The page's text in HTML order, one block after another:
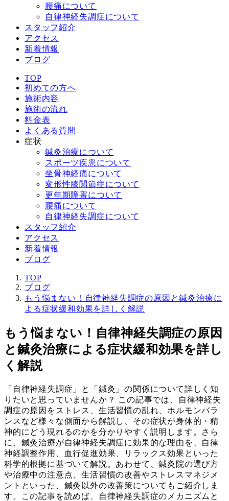
腰痛について
自律神経失調症について
スタッフ紹介
アクセス
新着情報
ブログ
TOP
初めての方へ
施術内容
施術の流れ
料金表
よくある質問
症状
鍼灸治療について
スポーツ疾患について
坐骨神経痛について
変形性膝関節症について
更年期障害について
腰痛について
自律神経失調症について
スタッフ紹介
アクセス
新着情報
ブログ
TOP
ブログ
もう悩まない！自律神経失調症の原因と鍼灸治療に
よる症状緩和効果を詳しく解説
もう悩まない！自律神経失調症の原因
と鍼灸治療による症状緩和効果を詳し
く解説
「自律神経失調症」と「鍼灸」の関係について詳しく知
りたいと思っていませんか？ この記事では、自律神経失
調症の原因をストレス、生活習慣の乱れ、ホルモンバラ
ンスなど様々な側面から解説し、その症状が身体的・精
神的にどう現れるのかを分かりやすく説明します。さら
に、鍼灸治療が自律神経失調症に効果的な理由を、自律
神経調整作用、血行促進効果、リラックス効果といった
科学的根拠に基づいて解説。あわせて、鍼灸院の選び方
や治療中の注意点、生活習慣の改善やストレスマネジメ
ントといった、鍼灸以外の改善策についてもご紹介しま
す。この記事を読めば、自律神経失調症のメカニズムと